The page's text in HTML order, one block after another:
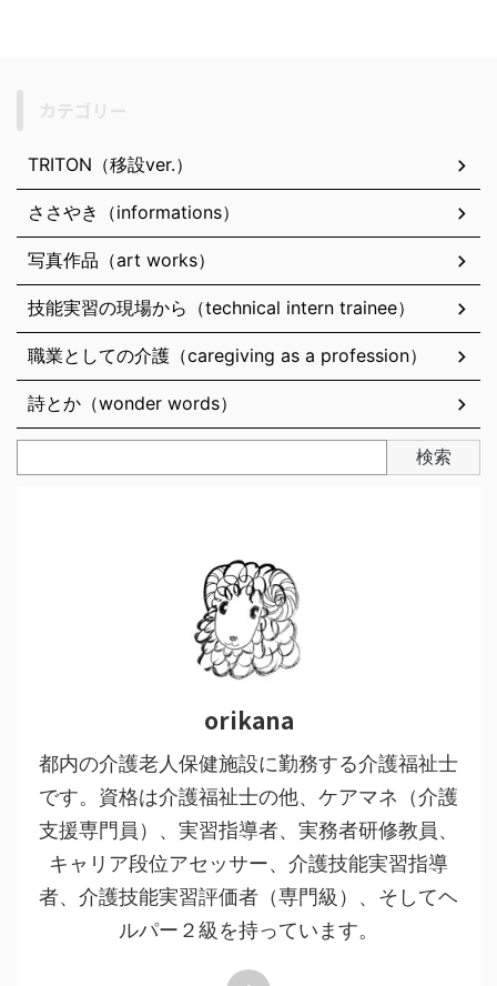
TRITON（移設ver.）
ささやき（informations）
写真作品（art works）
技能実習の現場から（technical intern trainee）
職業としての介護（caregiving as a profession）
詩とか（wonder words）
検索
orikana
都内の介護老人保健施設に勤務する介護福祉士
です。資格は介護福祉士の他、ケアマネ（介護
支援専門員）、実習指導者、実務者研修教員、
キャリア段位アセッサー、介護技能実習指導
者、介護技能実習評価者（専門級）、そしてヘ
ルパー２級を持っています。